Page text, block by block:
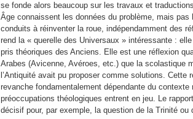
se fonde alors beaucoup sur les travaux et
Âge connaissent les données du problème, mais
conduits à réinventer la roue, indépendamment des
rend la « querelle des Universaux » intéressante :
pris théoriques des Anciens. Elle est une réflexion
Arabes (Avicenne, Avéroes, etc.) que la scolastique
l’Antiquité avait pu proposer comme solutions.
revanche fondamentalement dépendante du contexte
préoccupations théologiques entrent en jeu. Le
décisif pour, par exemple, la question de la Trinité ou